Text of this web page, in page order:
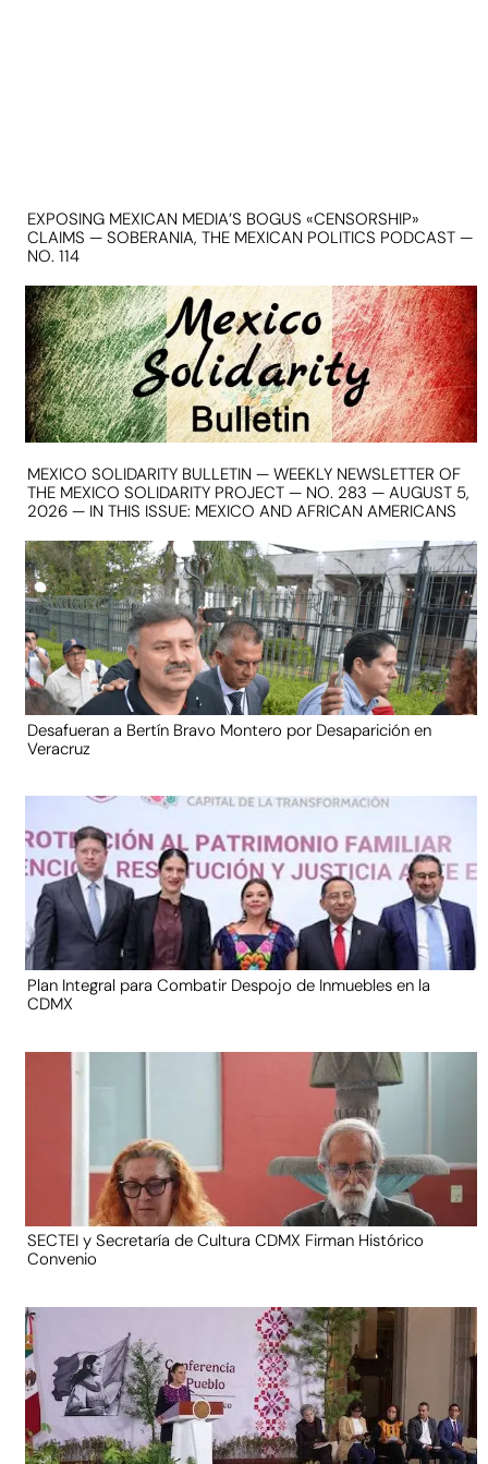
EXPOSING MEXICAN MEDIA’S BOGUS «CENSORSHIP»
CLAIMS — SOBERANIA, THE MEXICAN POLITICS PODCAST —
NO. 114
MEXICO SOLIDARITY BULLETIN — WEEKLY NEWSLETTER OF
THE MEXICO SOLIDARITY PROJECT — NO. 283 — AUGUST 5,
2026 — IN THIS ISSUE: MEXICO AND AFRICAN AMERICANS
Desafueran a Bertín Bravo Montero por Desaparición en
Veracruz
Plan Integral para Combatir Despojo de Inmuebles en la
CDMX
SECTEI y Secretaría de Cultura CDMX Firman Histórico
Convenio